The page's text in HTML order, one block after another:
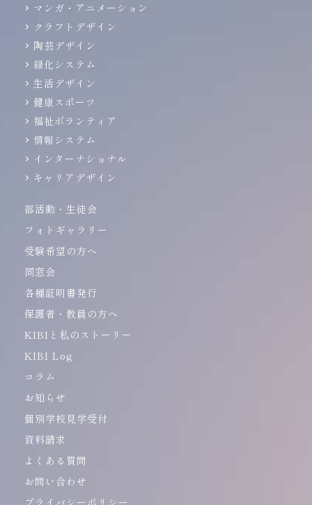
マンガ・アニメーション
クラフトデザイン
陶芸デザイン
緑化システム
生活デザイン
健康スポーツ
福祉ボランティア
情報システム
インターナショナル
キャリアデザイン
部活動・生徒会
フォトギャラリー
受験希望の方へ
同窓会
各種証明書発行
保護者・教員の方へ
KIBIと私のストーリー
KIBI Log
コラム
お知らせ
個別学校見学受付
資料請求
よくある質問
お問い合わせ
プライバシーポリシー